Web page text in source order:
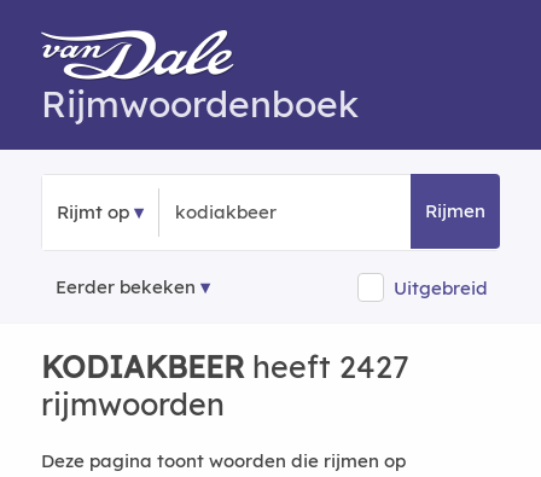
Rijmwoordenboek
Rijmt op Rijmen
Eerder bekeken Uitgebreid
KODIAKBEERheeft 2427
rijmwoorden
Deze pagina toont woorden die rijmen op